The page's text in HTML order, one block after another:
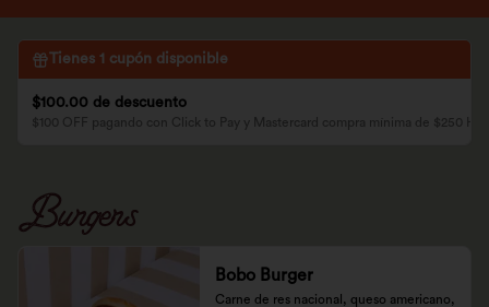
Tienes 1 cupón disponible
$100.00 de descuento
$100 OFF pagando con Click to Pay y Mastercard compra mínima de $250 H2
Burgers
Bobo Burger
Carne de res nacional, queso americano,